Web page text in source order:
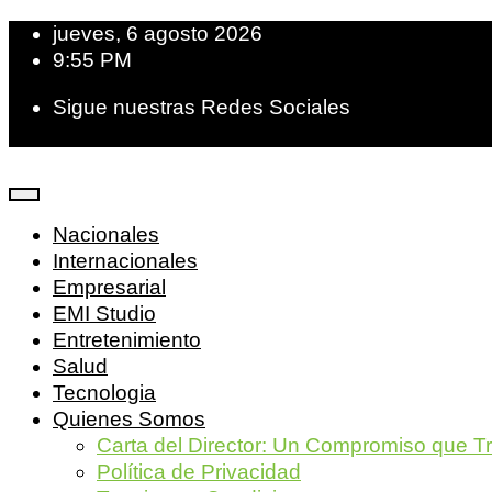
jueves, 6 agosto 2026
9:55 PM
Sigue nuestras Redes Sociales
Nacionales
Internacionales
Empresarial
EMI Studio
Entretenimiento
Salud
Tecnologia
Quienes Somos
Carta del Director: Un Compromiso que
Política de Privacidad